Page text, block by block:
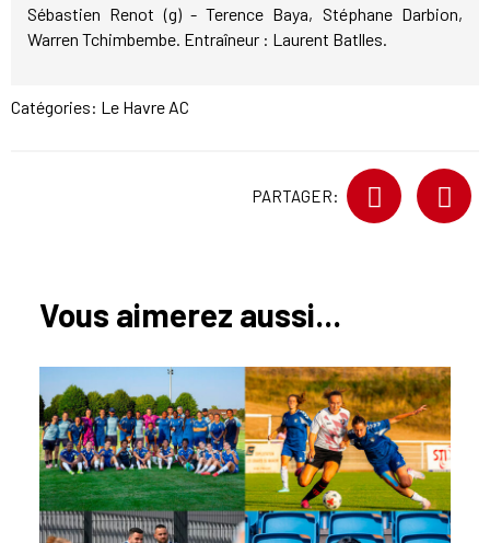
Sébastien Renot (g) - Terence Baya, Stéphane Darbion,
Warren Tchimbembe. Entraîneur : Laurent Batlles.
Catégories: Le Havre AC
PARTAGER:
Vous aimerez aussi...